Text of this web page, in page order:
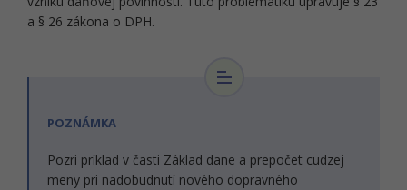
a § 26 zákona o DPH.
POZNÁMKA
Pozri príklad v časti Základ dane a prepočet cudzej
meny pri nadobudnutí nového dopravného